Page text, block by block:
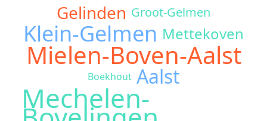
Gelinden Groot-Gelmen
Klein-Gelmen Mettekoven
Mielen-Boven-Aalst
Boekhout Aalst
Mechelen-